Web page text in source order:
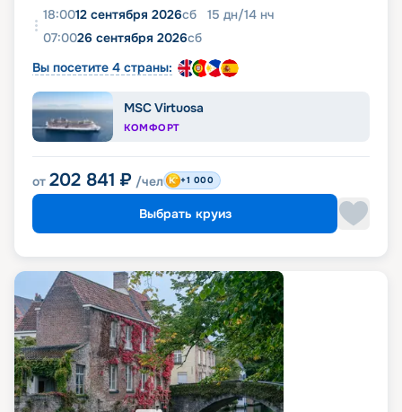
18:0012 сентября 2026сб 15 дн/14 нч
07:0026 сентября 2026сб
Вы посетите 4 страны:
MSC Virtuosa
КОМФОРТ
от 202 841 ₽ /чел +1 000
Выбрать круиз